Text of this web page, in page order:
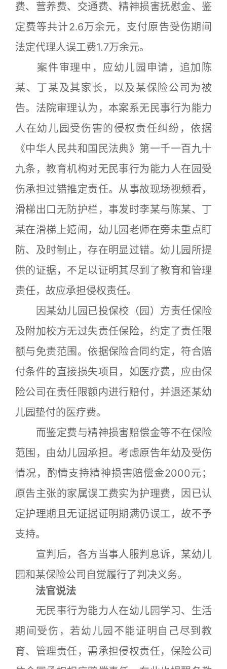
费、营养费、交通费、精神损害抚慰金、鉴
定费等共计2.6万余元，支付原告受伤期间
法定代理人误工费1.7万余元。
案件审理中，应幼儿园申请，追加陈
某、丁某及其家长，以及某保险公司为被
告。法院审理认为，本案系无民事行为能力
人在幼儿园受伤害的侵权责任纠纷，依据
《中华人民共和国民法典》第一千一百九十
九条，教育机构对无民事行为能力人在园受
伤承担过错推定责任。从事故现场视频看，
滑梯出口无防护栏，事发时李某与陈某、丁
某在滑梯上嬉闹，幼儿园老师在旁未重点盯
防、及时制止，存在明显过错。幼儿园所提
供的证据，不足以证明其尽到了教育和管理
责任，故应承担侵权责任。
因某幼儿园已投保校（园）方责任保险
及附加校方无过失责任保险，约定了责任限
额与免责范围。依据保险合同约定，符合赔
付条件的直接损失项目，如医疗费，应由保
险公司在责任限额内进行赔付，并退还某幼
儿园垫付的医疗费。
而鉴定费与精神损害赔偿金等不在保险
范围，由幼儿园承担。考虑原告年幼及受伤
情况，酌情支持精神损害赔偿金2000元；
原告主张的家属误工费实为护理费，因已认
定护理期且无证据证明期满仍误工，故不予
支持。
宣判后，各方当事人服判息诉，某幼儿
园和某保险公司自觉履行了判决义务。
法官说法
无民事行为能力人在幼儿园学习、生活
期间受伤，若幼儿园不能证明自己尽到教
育、管理责任，需承担侵权责任，保险公司